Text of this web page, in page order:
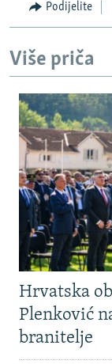
Podijelite
Više priča
Hrvatska
Plenković
branitelje